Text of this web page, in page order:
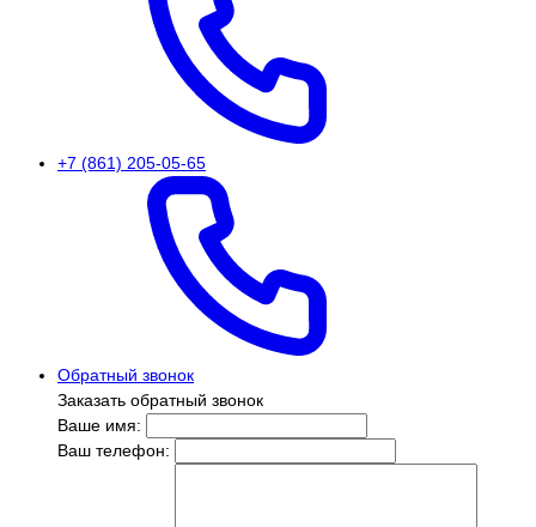
+7 (861) 205-05-65
Обратный звонок
Заказать обратный звонок
Ваше имя:
Ваш телефон: